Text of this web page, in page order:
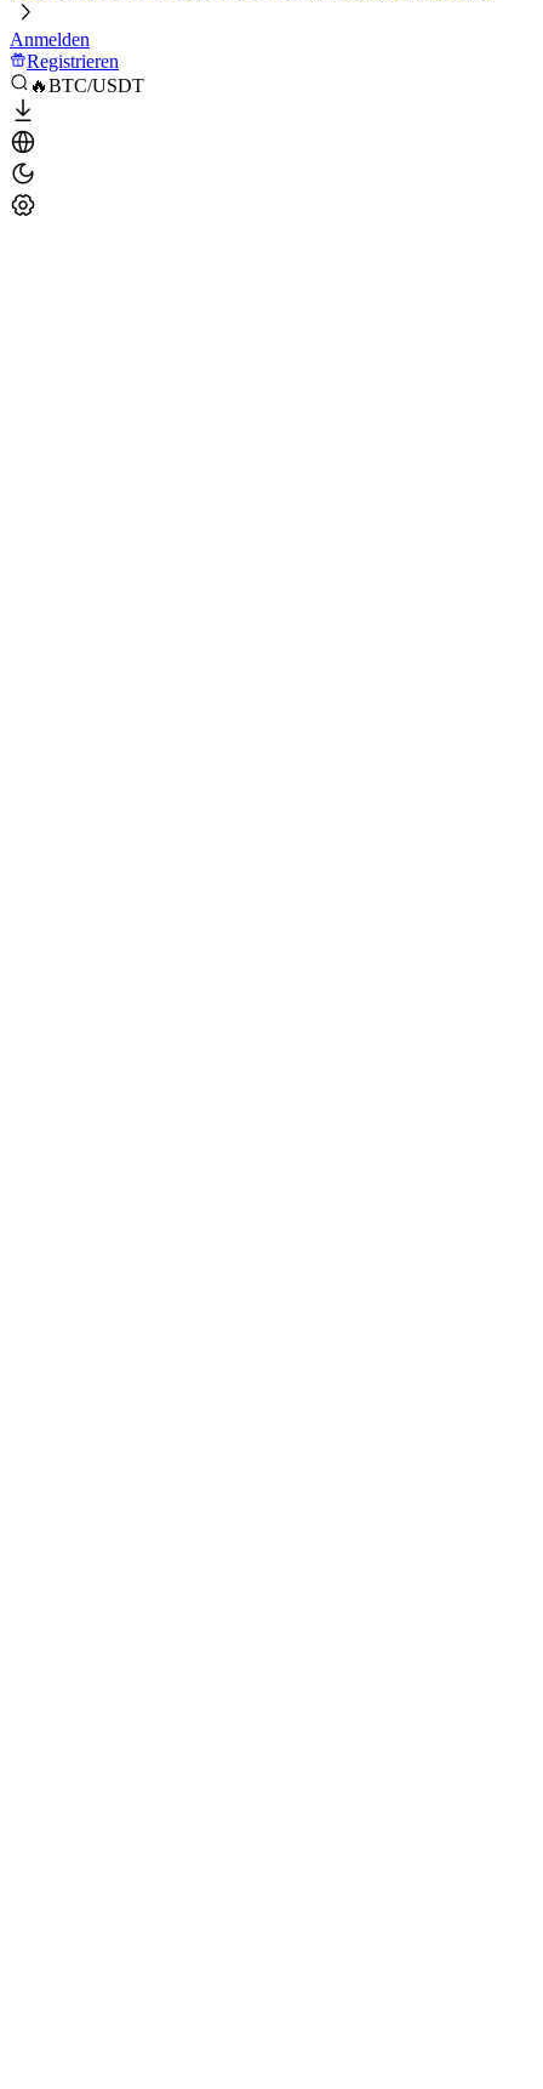
Anmelden
Registrieren
🔥BTC/USDT